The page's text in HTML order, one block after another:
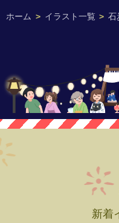
ホーム > イラスト一覧 > 石
新着